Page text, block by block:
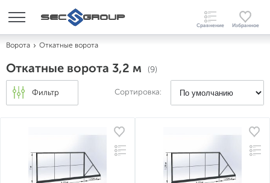
Ворота Откатные ворота
Откатные ворота 3,2 м (9)
Фильтр Сортировка: